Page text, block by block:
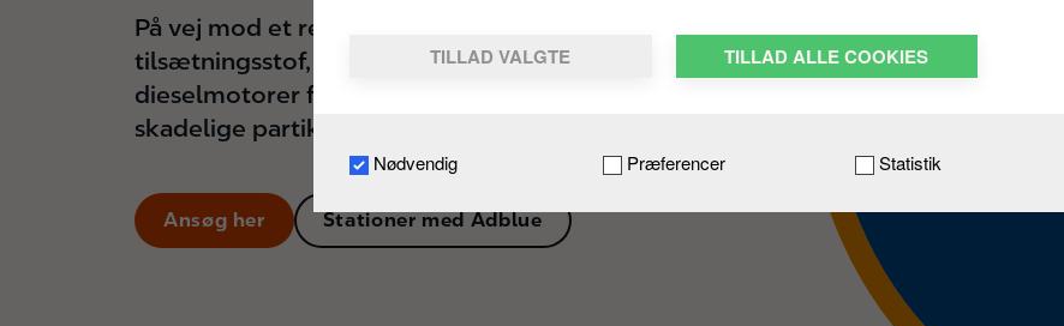
TILLAD VALGTE TILLAD ALLE COOKIES
Nødvendig Præferencer Statistik
På vej mod et renere miljø. AdBlue er et
tilsætningsstof, der benyttes til de fleste nyere
dieselmotorer for at mindske udslippet af
skadelige partikler.
Ansøg her Stationer med Adblue